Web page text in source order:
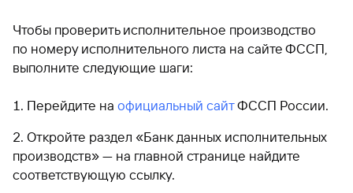
Чтобы проверить исполнительное производство
по номеру исполнительного листа на сайте ФССП,
выполните следующие шаги:
Перейдите на официальный сайтФССП России.
Откройте раздел «Банк данных исполнительных
производств» — на главной странице найдите
соответствующую ссылку.